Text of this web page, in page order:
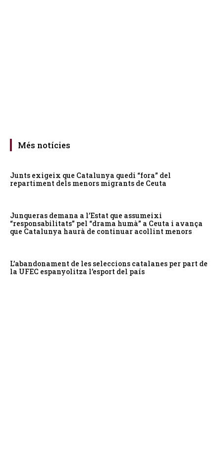
Més notícies
Junts exigeix que Catalunya quedi “fora” del
repartiment dels menors migrants de Ceuta
Junqueras demana a l’Estat que assumeixi
“responsabilitats” pel “drama humà” a Ceuta i avança
que Catalunya haurà de continuar acollint menors
L’abandonament de les seleccions catalanes per part de
la UFEC espanyolitza l’esport del país